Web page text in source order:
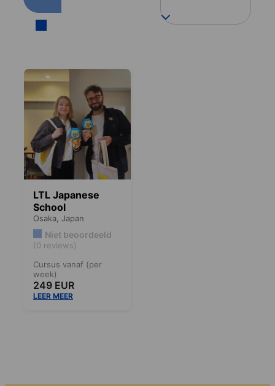
LTL Japanese
School
Osaka, Japan
Niet beoordeeld
(0 reviews)
Cursus vanaf (per
week)
249 EUR
LEER MEER